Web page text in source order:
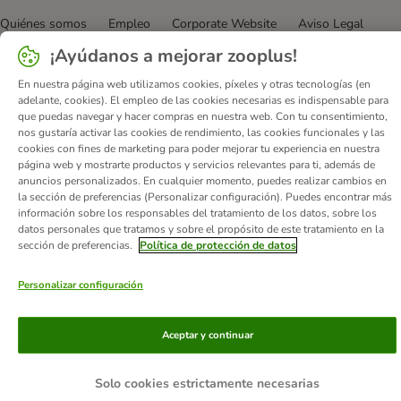
Quiénes somos Empleo Corporate Website
Aviso Legal
Condiciones comerciales generales
Formulario de desistimiento
Gastos de envío y plazo de entrega
Formas de pago
Programa de afiliación
Protección de datos
Declaración de accesibilidad
© zooplus SE2026
¡Ayúdanos a mejorar zooplus!
En nuestra página web utilizamos cookies, píxeles y otras tecnologías (en
adelante, cookies). El empleo de las cookies necesarias es indispensable para
que puedas navegar y hacer compras en nuestra web. Con tu consentimiento,
nos gustaría activar las cookies de rendimiento, las cookies funcionales y las
cookies con fines de marketing para poder mejorar tu experiencia en nuestra
página web y mostrarte productos y servicios relevantes para ti, además de
anuncios personalizados. En cualquier momento, puedes realizar cambios en
la sección de preferencias (Personalizar configuración). Puedes encontrar más
información sobre los responsables del tratamiento de los datos, sobre los
datos personales que tratamos y sobre el propósito de este tratamiento en la
sección de preferencias.
Política de protección de datos
Personalizar configuración
Solo cookies estrictamente necesarias
Aceptar y continuar